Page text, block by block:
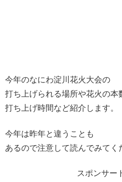
今年のなにわ淀川花火大会の
打ち上げられる場所や花火の本
打ち上げ時間など紹介します。
今年は昨年と違うことも
あるので注意して読んでみてく
スポンサー